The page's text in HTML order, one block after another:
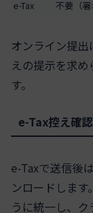
e-Tax
不要（署
オンライン提出
えの提示を求
す。
e-Tax控え確
e-Taxで送信後は
ンロードしま
うに統一し、